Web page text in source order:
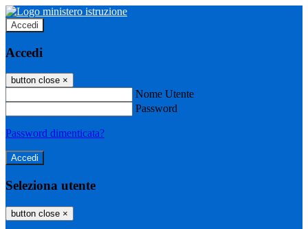
Accedi
Accedi
button close ×
Nome Utente
Password
Password dimenticata?
Seleziona utente
button close ×